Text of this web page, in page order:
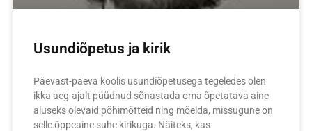
Usundiõpetus ja kirik
Päevast-päeva koolis usundiõpetusega tegeledes olen
ikka aeg-ajalt püüdnud sõnastada oma õpetatava aine
aluseks olevaid põhimõtteid ning mõelda, missugune on
selle õppeaine suhe kirikuga. Näiteks, kas